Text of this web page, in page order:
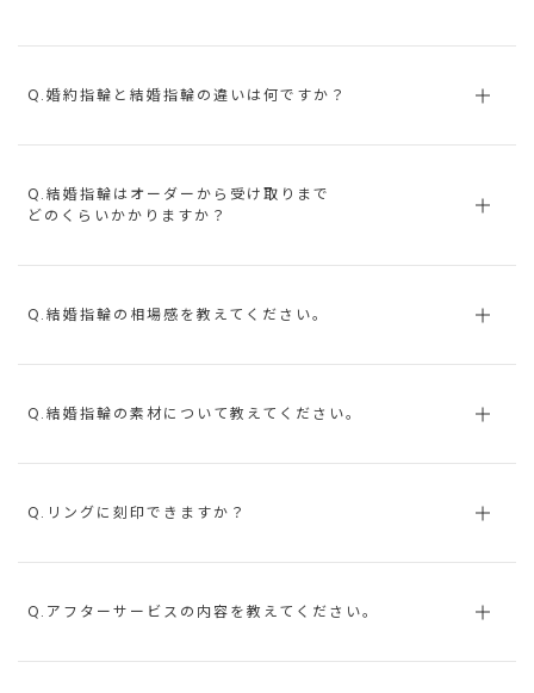
Q.婚約指輪と結婚指輪の違いは何ですか？
Q.結婚指輪はオーダーから受け取りまで
どのくらいかかりますか？
Q.結婚指輪の相場感を教えてください。
Q.結婚指輪の素材について教えてください。
Q.リングに刻印できますか？
Q.アフターサービスの内容を教えてください。